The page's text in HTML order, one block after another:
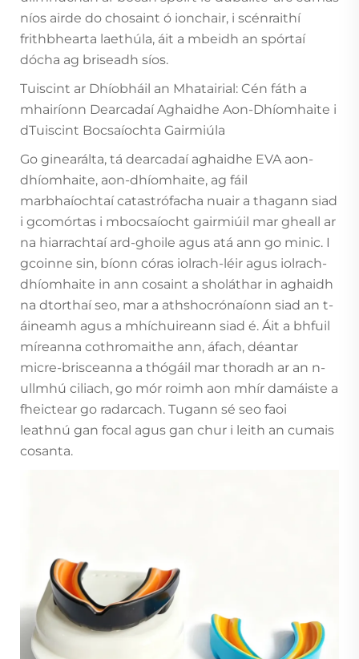
níos airde do chosaint ó ionchair, i scénraithí
frithbhearta laethúla, áit a mbeidh an spórtaí
dócha ag briseadh síos.
Tuiscint ar Dhíobháil an Mhatairial: Cén fáth a
mhairíonn Dearcadaí Aghaidhe Aon-Dhíomhaite i
dTuiscint Bocsaíochta Gairmiúla
Go ginearálta, tá dearcadaí aghaidhe EVA aon-
dhíomhaite, aon-dhíomhaite, ag fáil
marbhaíochtaí catastrófacha nuair a thagann siad
i gcomórtas i mbocsaíocht gairmiúil mar gheall ar
na hiarrachtaí ard-ghoile agus atá ann go minic. I
gcoinne sin, bíonn córas iolrach-léir agus iolrach-
dhíomhaite in ann cosaint a sholáthar in aghaidh
na dtorthaí seo, mar a athshocrónaíonn siad an t-
áineamh agus a mhíchuireann siad é. Áit a bhfuil
míreanna cothromaithe ann, áfach, déantar
micre-brisceanna a thógáil mar thoradh ar an n-
ullmhú ciliach, go mór roimh aon mhír damáiste a
fheictear go radarcach. Tugann sé seo faoi
leathnú gan focal agus gan chur i leith an cumais
cosanta.